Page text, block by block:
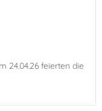
24.04.26 feierten die